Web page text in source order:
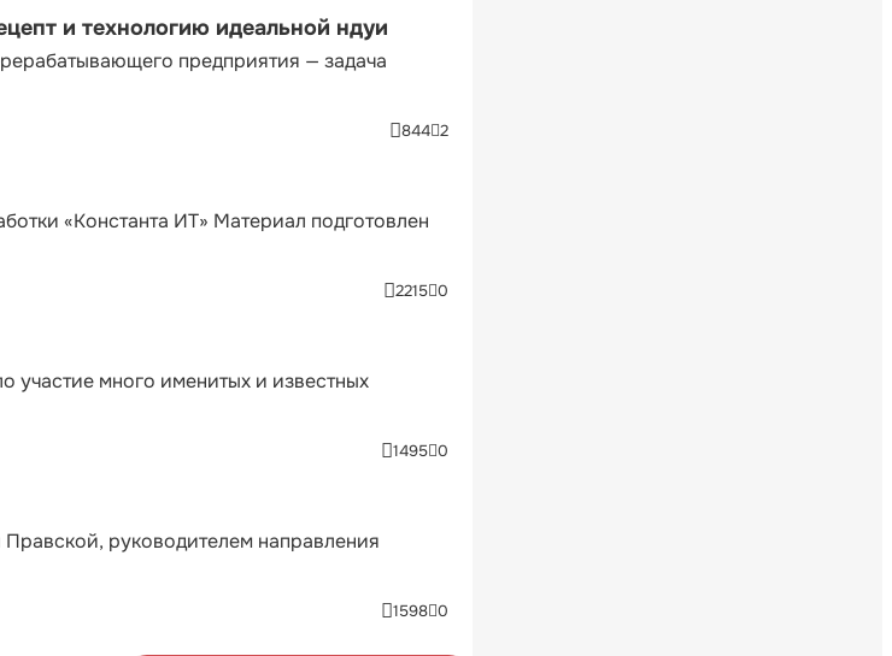
и технологию идеальной ндуи
предприятия — задача
844 2
«Константа ИТ» Материал подготовлен
2215 0
много именитых и известных
1495 0
руководителем направления
1598 0